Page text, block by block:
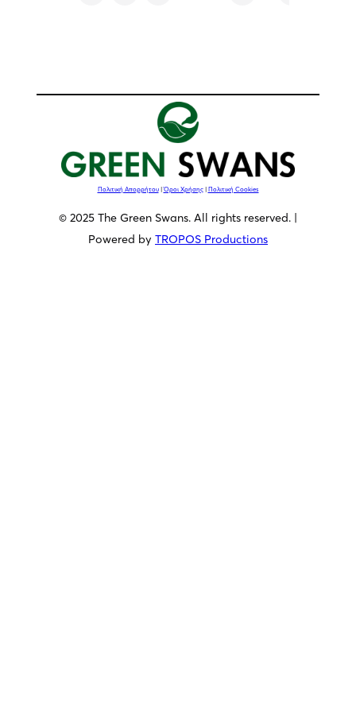
κ. Αθανάσιου Σαββάκη
Πολιτική Απορρήτου|Όροι Χρήσης| Πολιτική Cookies
© 2025 The Green Swans. All rights reserved. |
Powered by TROPOS Productions